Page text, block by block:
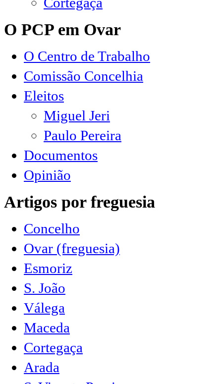
O PCP em Ovar
O Centro de Trabalho
Comissão Concelhia
Eleitos
Miguel Jeri
Paulo Pereira
Documentos
Opinião
Artigos por freguesia
Concelho
Ovar (freguesia)
Esmoriz
S. João
Válega
Maceda
Cortegaça
Arada